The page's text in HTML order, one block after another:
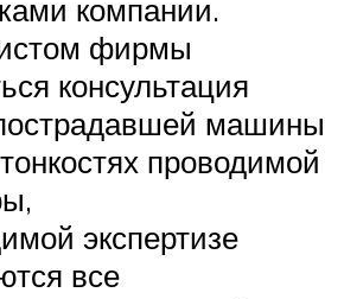
компании.
фирмы
консультация
машины
проводимой
экспертизе
все